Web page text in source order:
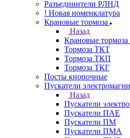
Разъединители РЛНД
! Новая номенклатура
Крановые тормоза
Назад
Крановые тормоза
Тормоза ТКТ
Тормоза ТКП
Тормоза ТКГ
Посты кнопочные
Пускатели
Назад
Пускатели
Пускатели ПАЕ
Пускатели ПМ
Пускатели ПМА